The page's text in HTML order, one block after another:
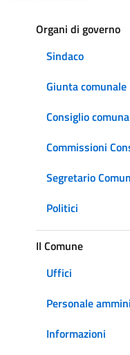
Organi di governo
Sindaco
Giunta comunale
Consiglio
Commissioni
Segretario
Politici
Il Comune
Uffici
Personale
Informazioni